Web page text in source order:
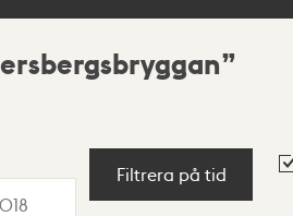
Filtrera på tid